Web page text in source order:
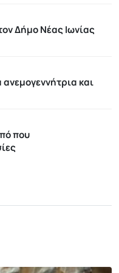
Δήμο Νέας Ιωνίας
και
που